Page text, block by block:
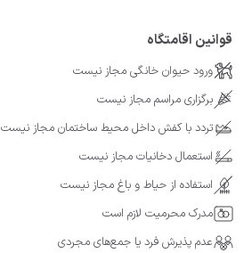
قوانین اقامتگاه
ورود حیوان خانگی مجاز نیست
برگزاری مراسم مجاز نیست
تردد با کفش داخل محیط ساختمان مجاز نیست
استعمال دخانیات مجاز نیست
استفاده از حیاط و باغ مجاز نیست
مدرک محرمیت لازم است
عدم پذیرش فرد یا جمع‌های مجردی